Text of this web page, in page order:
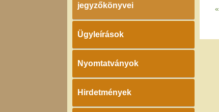
jegyzőkönyvei
Ügyleírások
Nyomtatványok
Hirdetmények
«